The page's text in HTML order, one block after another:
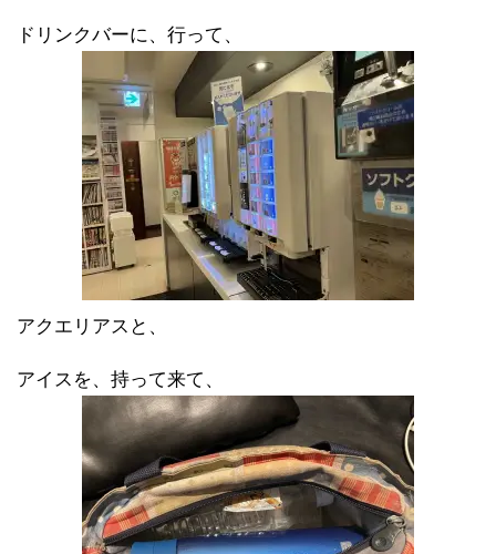
ドリンクバーに、行って、
アクエリアスと、
アイスを、持って来て、